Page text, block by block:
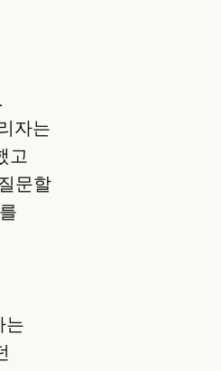
자는
고
문할
는